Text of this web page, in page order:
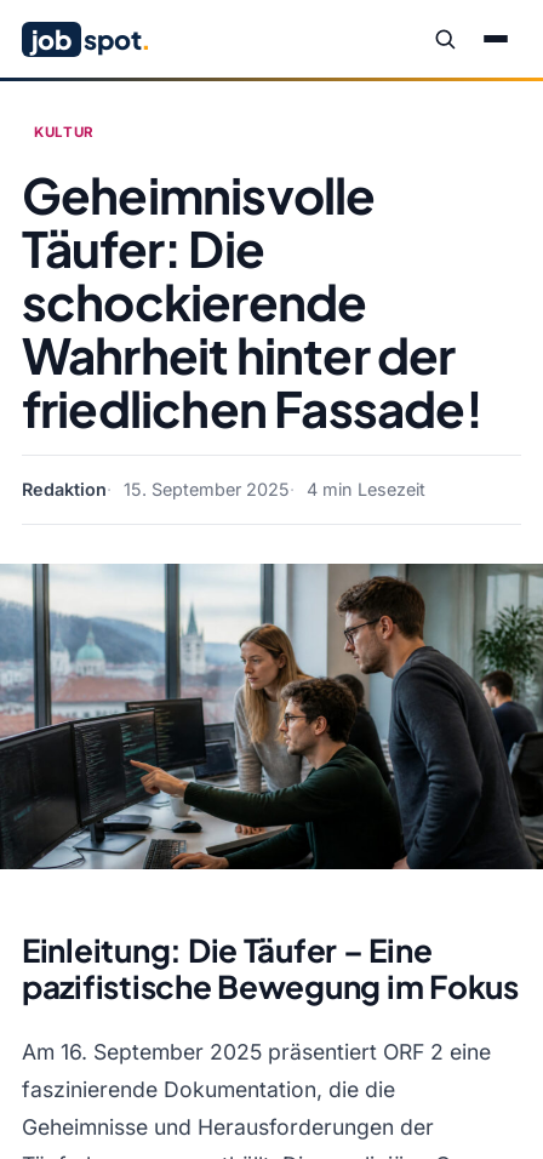
job spot.
KULTUR
Geheimnisvolle
Täufer: Die
schockierende
Wahrheit hinter der
friedlichen Fassade!
Redaktion 15. September 2025 4 min Lesezeit
Einleitung: Die Täufer – Eine
pazifistische Bewegung im Fokus
Am 16. September 2025 präsentiert ORF 2 eine
faszinierende Dokumentation, die die
Geheimnisse und Herausforderungen der